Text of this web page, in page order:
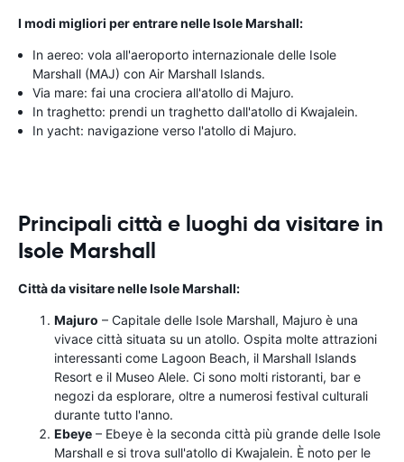
I modi migliori per entrare nelle Isole Marshall:
In aereo: vola all'aeroporto internazionale delle Isole
Marshall (MAJ) con Air Marshall Islands.
Via mare: fai una crociera all'atollo di Majuro.
In traghetto: prendi un traghetto dall'atollo di Kwajalein.
In yacht: navigazione verso l'atollo di Majuro.
Principali città e luoghi da visitare in
Isole Marshall
Città da visitare nelle Isole Marshall:
Majuro – Capitale delle Isole Marshall, Majuro è una
vivace città situata su un atollo. Ospita molte attrazioni
interessanti come Lagoon Beach, il Marshall Islands
Resort e il Museo Alele. Ci sono molti ristoranti, bar e
negozi da esplorare, oltre a numerosi festival culturali
durante tutto l'anno.
Ebeye – Ebeye è la seconda città più grande delle Isole
Marshall e si trova sull'atollo di Kwajalein. È noto per le